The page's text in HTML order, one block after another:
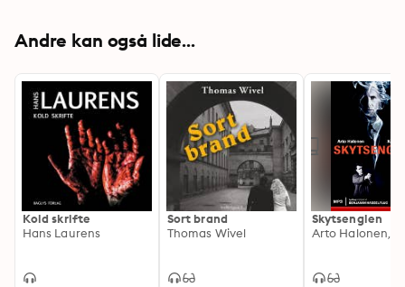
Andre kan også lide...
Kold skrifte
Hans Laurens
Sort brand
Thomas Wivel
Skytsenglen